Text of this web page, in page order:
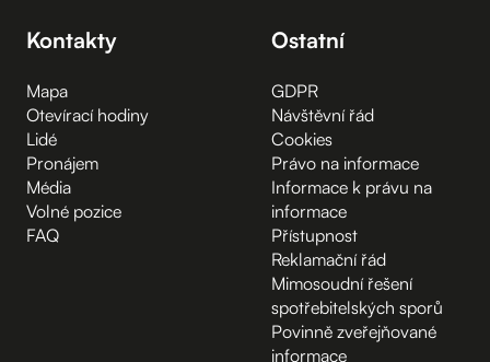
Kontakty
Mapa
Otevírací hodiny
Lidé
Pronájem
Média
Volné pozice
FAQ
Ostatní
GDPR
Návštěvní řád
Cookies
Právo na informace
Informace k právu na
informace
Přístupnost
Reklamační řád
Mimosoudní řešení
spotřebitelských sporů
Povinně zveřejňované
informace